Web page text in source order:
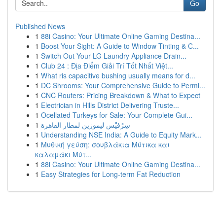
Go
Published News
1 88i Casino: Your Ultimate Online Gaming Destina...
1 Boost Your Sight: A Guide to Window Tinting & C...
1 Switch Out Your LG Laundry Appliance Drain...
1 Club 24 : Địa Điểm Giải Trí Tốt Nhất Việt...
1 What ris capacitive bushing usually means for d...
1 DC Shrooms: Your Comprehensive Guide to Permi...
1 CNC Routers: Pricing Breakdown & What to Expect
1 Electrician in Hills District Delivering Truste...
1 Ocellated Turkeys for Sale: Your Complete Gui...
1 سِرْفيْس ليموزين لمطار القاهرة
1 Understanding NSE India: A Guide to Equity Mark...
1 Μυθική γεύση: σουβλάκια Μύτικα και
καλαμάκι Μύτ...
1 88i Casino: Your Ultimate Online Gaming Destina...
1 Easy Strategies for Long-term Fat Reduction